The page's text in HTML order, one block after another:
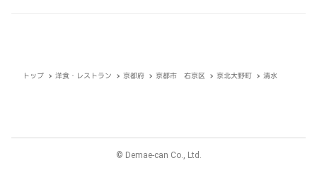
トップ 洋食・レストラン 京都府 京都市 右京区 京北大野町 清水
© Demae-can Co., Ltd.